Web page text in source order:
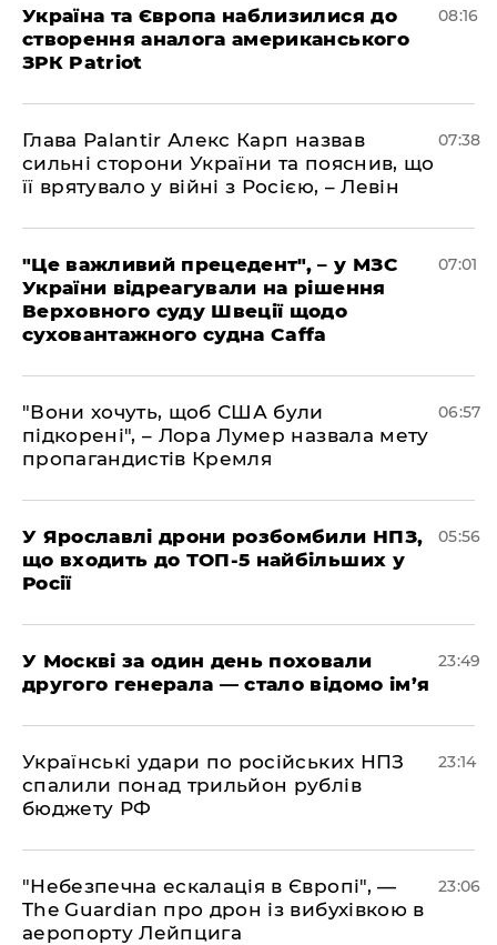
Україна та Європа наблизилися до
створення аналога американського
ЗРК Patriot
08:16
Глава Palantir Алекс Карп назвав
сильні сторони України та пояснив, що
її врятувало у війні з Росією, – Левін
07:38
"Це важливий прецедент", – у МЗС
України відреагували на рішення
Верховного суду Швеції щодо
суховантажного судна Caffa
07:01
"Вони хочуть, щоб США були
підкорені", – Лора Лумер назвала мету
пропагандистів Кремля
06:57
У Ярославлі дрони розбомбили НПЗ,
що входить до ТОП-5 найбільших у
Росії
05:56
​У Москві за один день поховали
другого генерала — стало відомо ім’я
23:49
​Українські удари по російських НПЗ
спалили понад трильйон рублів
бюджету РФ
23:14
​"Небезпечна ескалація в Європі", —
The Guardian про дрон із вибухівкою в
аеропорту Лейпцига
23:06